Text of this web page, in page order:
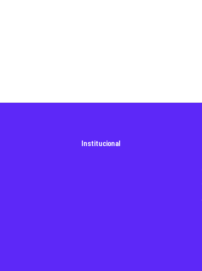
Institucional